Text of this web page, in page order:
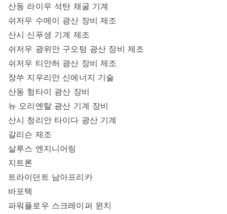
산동 라이우 석탄 채굴 기계
쉬저우 수메이 광산 장비 제조
산시 신푸셩 기계 제조
쉬저우 광위안 구오텅 광산 장비 제조
쉬저우 티안허 광산 장비 제조
장쑤 지우리안 신에너지 기술
산동 헝타이 광산 장비
뉴 오리엔탈 광산 기계 장비
산시 청리안 타이다 광산 기계
갈리슨 제조
살루스 엔지니어링
지트론
트라이던트 남아프리카
바포텍
파워플로우 스크레이퍼 윈치